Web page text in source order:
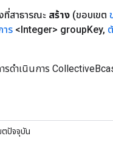
ที่สาธารณะ สร้าง (ขอบเขต
าร <Integer> groupKey,
รดำเนินการ
ตปัจจุบัน